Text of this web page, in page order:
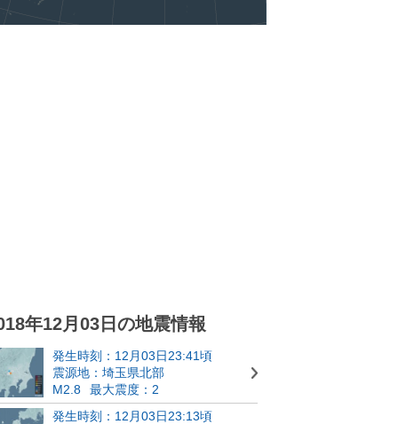
年12月03日の地震情報
発生時刻：12月03日23:41頃
震源地：埼玉県北部
M2.8
最大震度：2
発生時刻：12月03日23:13頃